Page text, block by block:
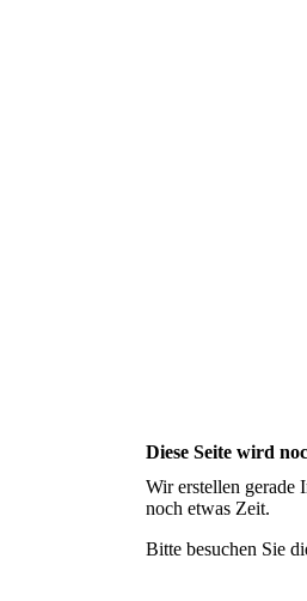
Diese Seite wird
Wir erstellen gerade
noch etwas Zeit.
Bitte besuchen Sie